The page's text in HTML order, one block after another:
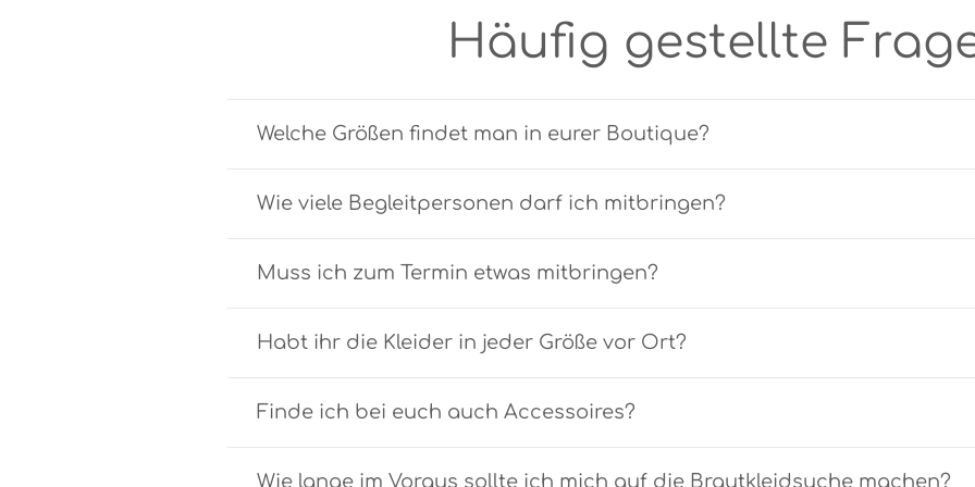
Häufig gestellte
Welche Größen findet man in eurer Boutique?
Wie viele Begleitpersonen darf ich mitbringen?
Muss ich zum Termin etwas mitbringen?
Habt ihr die Kleider in jeder Größe vor Ort?
Finde ich bei euch auch Accessoires?
Wie lange im Voraus sollte ich mich auf die Brautkleidsuche machen?